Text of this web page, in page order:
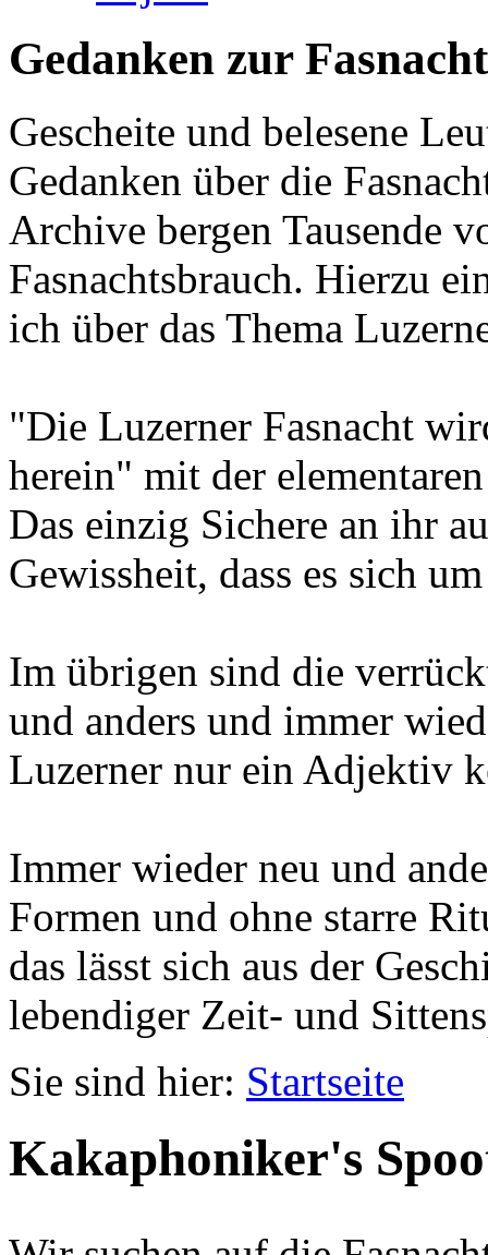
Gedanken zur Fasnacht
Gescheite und belesene
Gedanken über die
Archive bergen Tausende
Fasnachtsbrauch. Hierzu
ich über das Thema
"Die Luzerner Fasnacht
herein" mit der
Das einzig Sichere an ihr
Gewissheit, dass es sich
Im übrigen sind die
und anders und immer
Luzerner nur ein Adjektiv
Immer wieder neu und
Formen und ohne starre
das lässt sich aus der
lebendiger Zeit- und
Sie sind hier: Startseite
Kakaphoniker's